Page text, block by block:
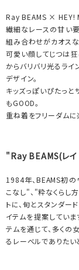
Ray BEAMS × HEY!
繊細なレースの甘い
組み合わせがカオスな
可愛い顔してじつは狂
からバリバリ光るライ
デザイン。
キッズっぽいぴたっ
もGOOD。
重ね着をフリーダムに
"Ray BEAMS(レ
1984年、BEAMS初
こなし"、"粋なくらし
トに、旬とスタンダー
イテムを提案してい
テムを通じて、多くの
るレーベルでありたい